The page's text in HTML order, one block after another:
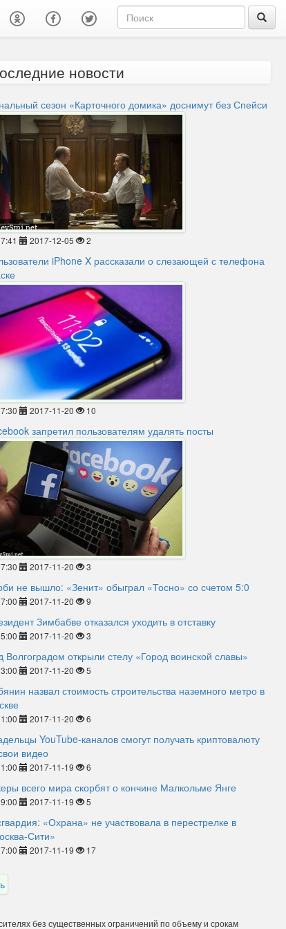
новости
сезон «Карточного домика» доснимут без Спейси
2017-12-05 2
iPhone X рассказали о слезающей с телефона
2017-11-20 10
запретил пользователям удалять посты
2017-11-20 3
не вышло: «Зенит» обыграл «Тосно» со счетом 5:0
2017-11-20 9
Зимбабве отказался уходить в отставку
2017-11-20 3
Волгоградом открыли стелу «Город воинской славы»
2017-11-20 5
назвал стоимость строительства наземного метро в
2017-11-20 6
YouTube-каналов смогут получать криптовалюту
видео
2017-11-19 6
всего мира скорбят о кончине Малкольме Янге
2017-11-19 5
«Охрана» не участвовала в перестрелке в
Сити»
2017-11-19 17
без существенных ограничений по объему и срокам